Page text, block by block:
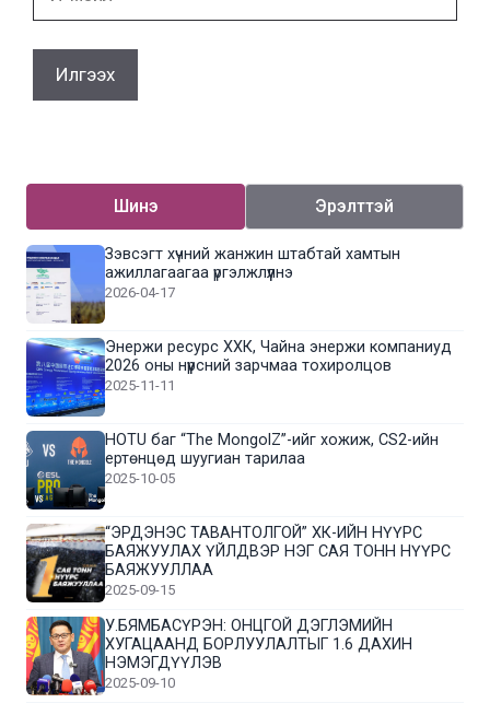
Шинэ Эрэлттэй
Зэвсэгт хүчний жанжин штабтай хамтын
ажиллагаагаа үргэлжлүүлнэ
2026-04-17
Энержи ресурс ХХК, Чайна энержи компаниуд
2026 оны нүүрсний зарчмаа тохиролцов
2025-11-11
HOTU баг “The MongolZ”-ийг хожиж, CS2-ийн
ертөнцөд шуугиан тарилаа
2025-10-05
“ЭРДЭНЭС ТАВАНТОЛГОЙ” ХК-ИЙН НҮҮРС
БАЯЖУУЛАХ ҮЙЛДВЭР НЭГ САЯ ТОНН НҮҮРС
БАЯЖУУЛЛАА
2025-09-15
У.БЯМБАСҮРЭН: ОНЦГОЙ ДЭГЛЭМИЙН
ХУГАЦААНД БОРЛУУЛАЛТЫГ 1.6 ДАХИН
НЭМЭГДҮҮЛЭВ
2025-09-10